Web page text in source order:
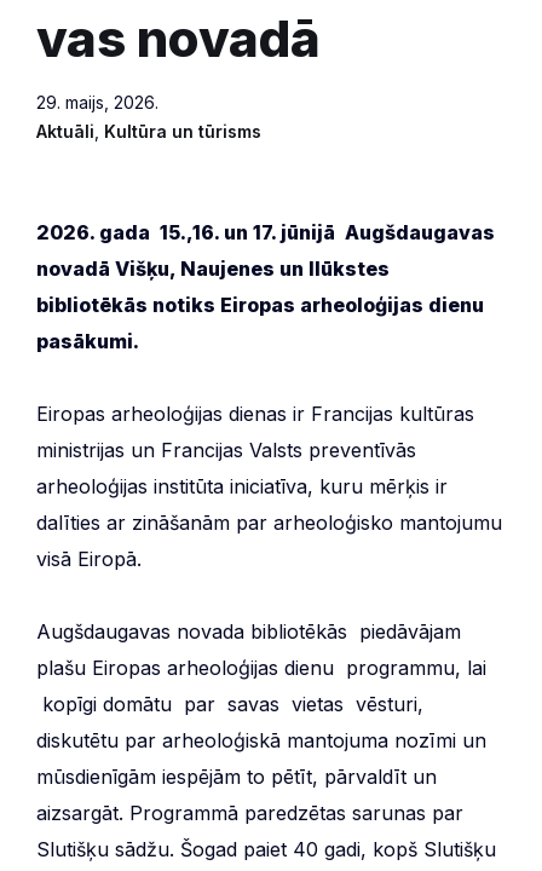
vas novadā
29. maijs, 2026.
Aktuāli Kultūra un tūrisms
2026. gada 15.,16. un 17. jūnijā Augšdaugavas
novadā Višķu, Naujenes un Ilūkstes
bibliotēkās notiks Eiropas arheoloģijas dienu
pasākumi.
Eiropas arheoloģijas dienas ir Francijas kultūras
ministrijas un Francijas Valsts preventīvās
arheoloģijas institūta iniciatīva, kuru mērķis ir
dalīties ar zināšanām par arheoloģisko mantojumu
visā Eiropā.
Augšdaugavas novada bibliotēkās piedāvājam
plašu Eiropas arheoloģijas dienu programmu, lai
kopīgi domātu par savas vietas vēsturi,
diskutētu par arheoloģiskā mantojuma nozīmi un
mūsdienīgām iespējām to pētīt, pārvaldīt un
aizsargāt. Programmā paredzētas sarunas par
Slutišķu sādžu. Šogad paiet 40 gadi, kopš Slutišķu